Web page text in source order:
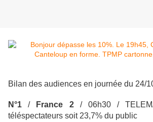
Bilan des audiences en journée du 24/
N°1 / France 2 / 06h30 /
téléspectateurs soit 23,7% du public